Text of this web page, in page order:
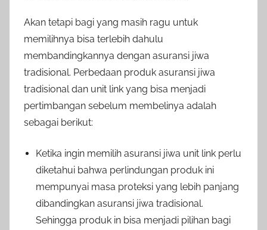
Akan tetapi bagi yang masih ragu untuk
memilihnya bisa terlebih dahulu
membandingkannya dengan asuransi jiwa
tradisional. Perbedaan produk asuransi jiwa
tradisional dan unit link yang bisa menjadi
pertimbangan sebelum membelinya adalah
sebagai berikut:
Ketika ingin memilih asuransi jiwa unit link perlu
diketahui bahwa perlindungan produk ini
mempunyai masa proteksi yang lebih panjang
dibandingkan asuransi jiwa tradisional.
Sehingga produk in bisa menjadi pilihan bagi